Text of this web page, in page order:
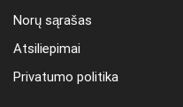
Norų sąrašas
Atsiliepimai
Privatumo politika